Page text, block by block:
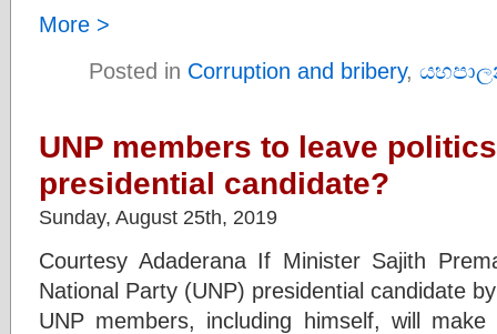
More >
Posted in Corruption and bribery,
UNP members to leave
presidential candidate?
Sunday, August 25th, 2019
Courtesy Adaderana If Minister Sajith
National Party (UNP) presidential candidate
UNP members, including himself, will